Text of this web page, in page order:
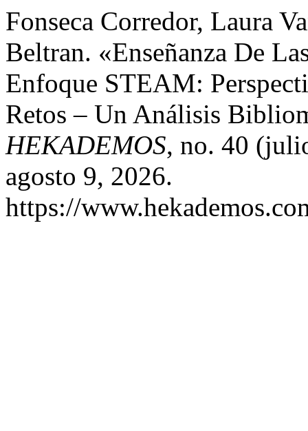
Fonseca Corredor, Laura
Beltran. «Enseñanza De
Enfoque STEAM:
Retos – Un Análisis
HEKADEMOS, no. 40
agosto 9, 2026.
https://